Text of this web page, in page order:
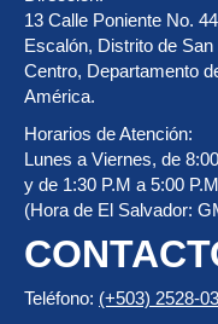
13 Calle Poniente No.
Escalón, Distrito de
Centro, Departamento
América.
Horarios de Atención:
Lunes a Viernes, de
y de 1:30 P.M a 5:00
(Hora de El Salvador:
Teléfono: (+503) 2528-